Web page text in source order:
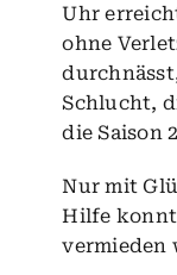
Uhr
ohne
Schlucht,
die Saison
Nur mit
Hilfe
vermieden